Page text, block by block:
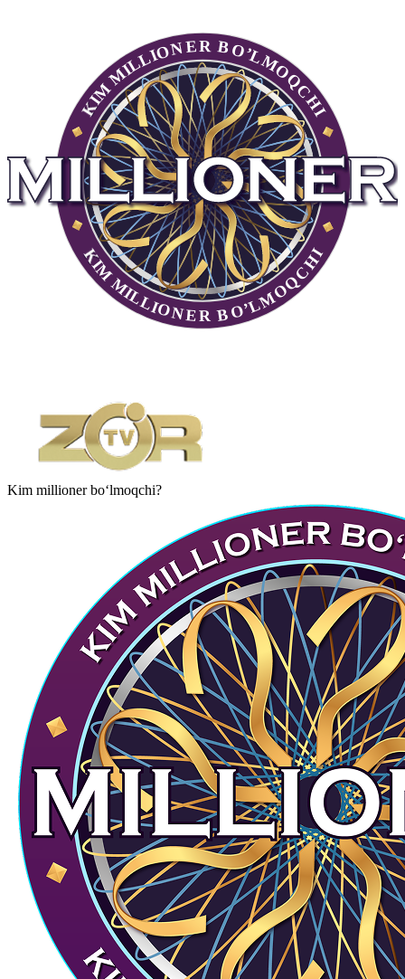
Kim millioner bo‘lmoqchi?